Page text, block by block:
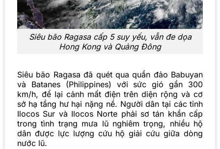
Siêu bão Ragasa cấp 5 suy yếu, vẫn đe dọa
Hong Kong và Quảng Đông
Siêu bão Ragasa đã quét qua quần đảo Babuyan
và Batanes (Philippines) với sức gió gần 300
km/h, để lại cảnh mất điện trên diện rộng và cơ
sở hạ tầng hư hại nặng nề. Người dân tại các tỉnh
Ilocos Sur và Ilocos Norte phải sơ tán khẩn cấp
trong tình trạng mưa lũ nghiêm trọng, nhiều hộ
dân được lực lượng cứu hộ giải cứu giữa dòng
nước lũ.